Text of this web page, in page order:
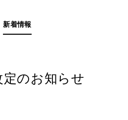
新着情報
のお知らせ